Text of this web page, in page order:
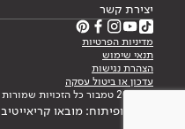
יצירת קשר
מדיניות הפרטיות
תנאי שימוש
הצהרת נגישות
עדכון או ביטול עסקה
© 2026 טמבור כל הזכויות שמורות
עיצוב ופיתוח: מובאו קריאייטיב